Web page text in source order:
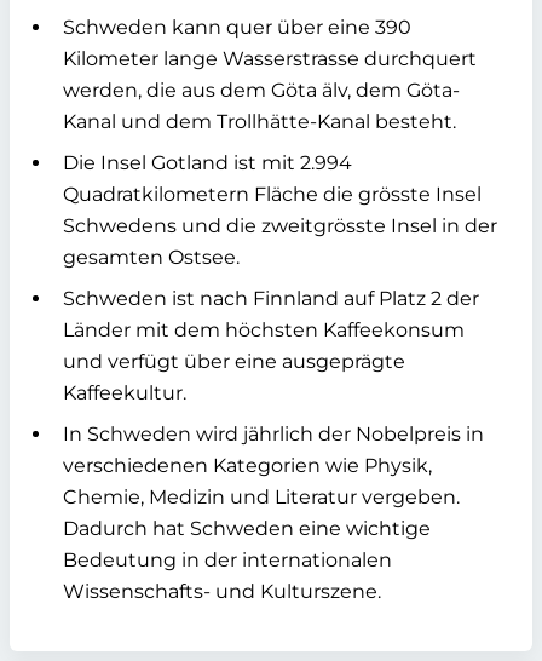
Schweden kann quer über eine 390
Kilometer lange Wasserstrasse durchquert
werden, die aus dem Göta älv, dem Göta-
Kanal und dem Trollhätte-Kanal besteht.
Die Insel Gotland ist mit 2.994
Quadratkilometern Fläche die grösste Insel
Schwedens und die zweitgrösste Insel in der
gesamten Ostsee.
Schweden ist nach Finnland auf Platz 2 der
Länder mit dem höchsten Kaffeekonsum
und verfügt über eine ausgeprägte
Kaffeekultur.
In Schweden wird jährlich der Nobelpreis in
verschiedenen Kategorien wie Physik,
Chemie, Medizin und Literatur vergeben.
Dadurch hat Schweden eine wichtige
Bedeutung in der internationalen
Wissenschafts- und Kulturszene.